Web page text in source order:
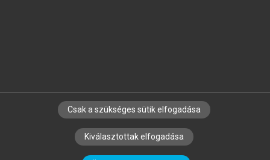
SZERZŐKNEK CÉGEKNEK KÖNYVTÁROSOKNAK
SZERKESZTÉSI ÉS LEKTORÁLÁSI ALAPELVEK
Csak a szükséges sütik elfogadása
Kiválasztottak elfogadása